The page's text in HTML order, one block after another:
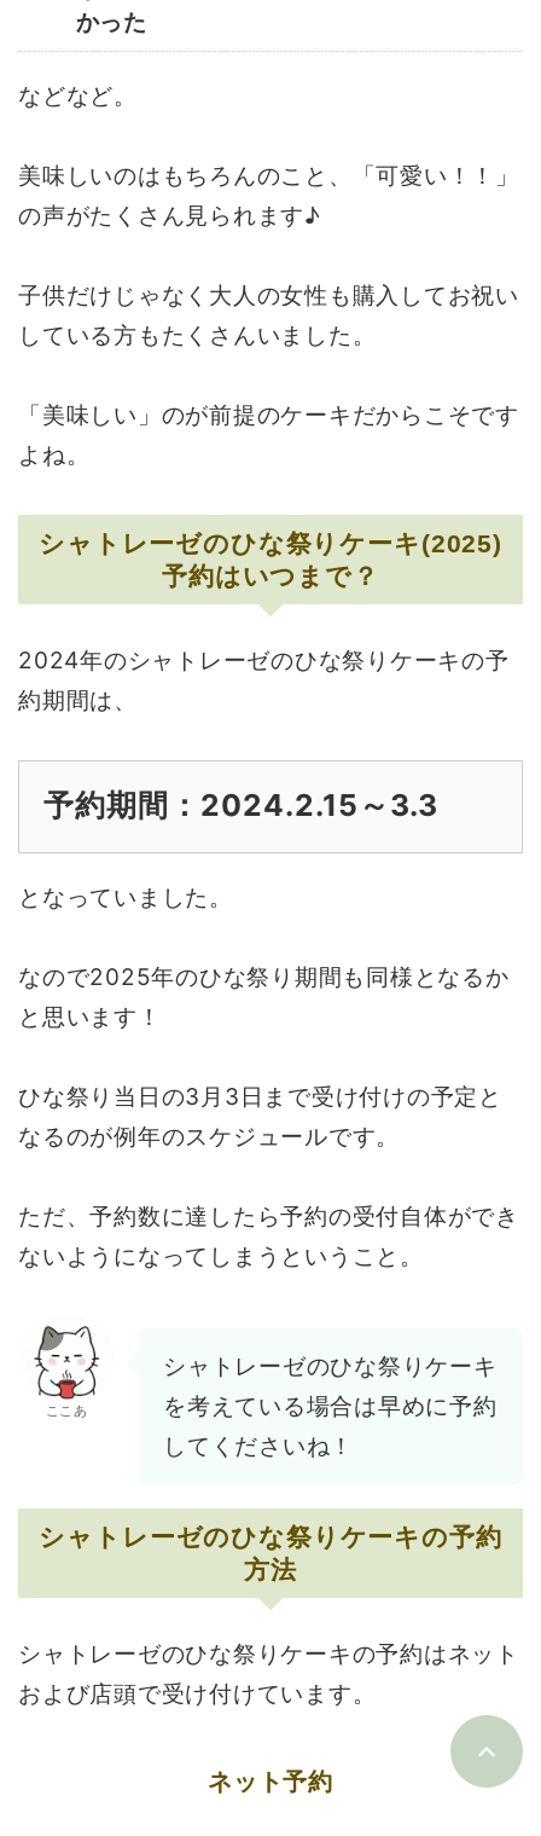
かった
などなど。
美味しいのはもちろんのこと、「可愛い！！」
の声がたくさん見られます♪
子供だけじゃなく大人の女性も購入してお祝い
している方もたくさんいました。
「美味しい」のが前提のケーキだからこそです
よね。
シャトレーゼのひな祭りケーキ(2025)
予約はいつまで？
2024年のシャトレーゼのひな祭りケーキの予
約期間は、
予約期間：2024.2.15～3.3
となっていました。
なので2025年のひな祭り期間も同様となるか
と思います！
ひな祭り当日の3月3日まで受け付けの予定と
なるのが例年のスケジュールです。
ただ、予約数に達したら予約の受付自体ができ
ないようになってしまうということ。
ここあ
シャトレーゼのひな祭りケーキ
を考えている場合は早めに予約
してくださいね！
シャトレーゼのひな祭りケーキの予約
方法
シャトレーゼのひな祭りケーキの予約はネット
および店頭で受け付けています。
ネット予約